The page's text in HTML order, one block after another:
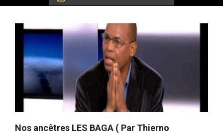
Nos ancêtres LES BAGA ( Par Thierno